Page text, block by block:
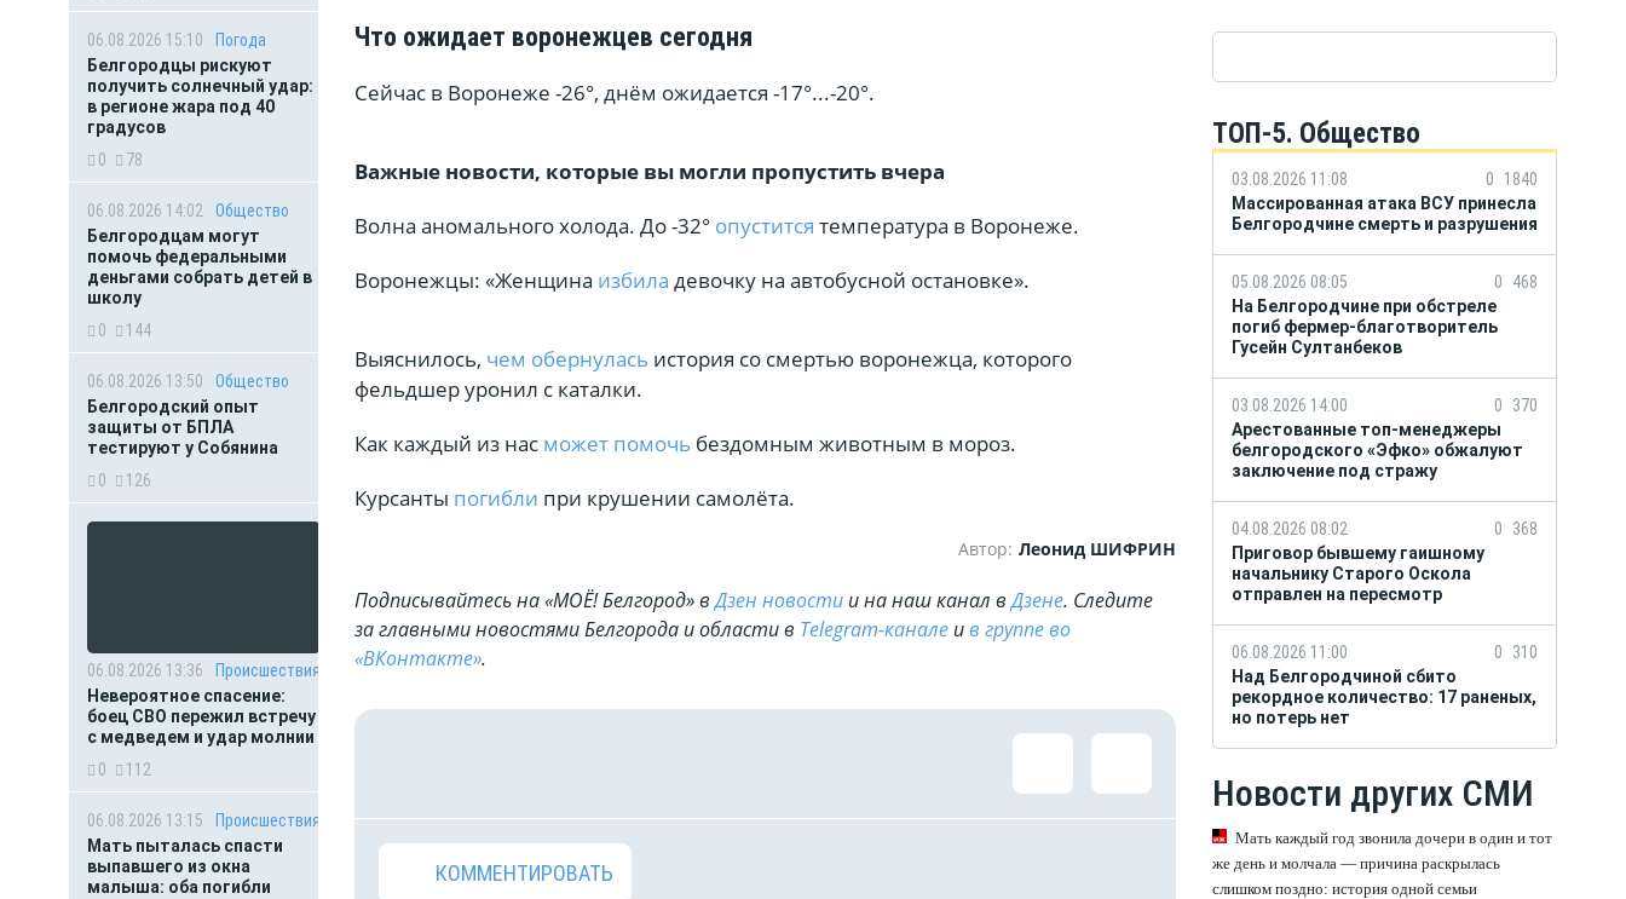
06.08.2026 15:10
Погода
Белгородцы рискуют
получить солнечный удар:
в регионе жара под 40
градусов
0
78
06.08.2026 14:02
Общество
Белгородцам могут
помочь федеральными
деньгами собрать детей в
школу
0
144
06.08.2026 13:50
Общество
Белгородский опыт
защиты от БПЛА
тестируют у Собянина
0
126
06.08.2026 13:36
Происшествия
Невероятное спасение:
боец СВО пережил встречу
с медведем и удар молнии
0
112
06.08.2026 13:15
Происшествия
Мать пыталась спасти
выпавшего из окна
малыша: оба погибли
Что ожидает воронежцев сегодня
Сейчас в Воронеже -26°, днём ожидается -17°...-20°.
Важные новости, которые вы могли пропустить вчера
Волна аномального холода. До -32° опустится температура в Воронеже.
Воронежцы: «Женщина избила девочку на автобусной остановке».
Выяснилось, чем обернулась история со смертью воронежца, которого
фельдшер уронил с каталки.
Как каждый из нас может помочь бездомным животным в мороз.
Курсанты погибли при крушении самолёта.
Автор: Леонид ШИФРИН
Подписывайтесь на «МОЁ! Белгород» вДзен новости и на наш канал вДзене. Cледите
за главными новостями Белгорода и области в Telegram-канале ив группе во
«ВКонтакте».
КОММЕНТИРОВАТЬ
ТОП-5. Общество
03.08.2026 11:08 0
1840
Массированная атака ВСУ принесла
Белгородчине смерть и разрушения
05.08.2026 08:05 0
468
На Белгородчине при обстреле
погиб фермер-благотворитель
Гусейн Султанбеков
03.08.2026 14:00 0
370
Арестованные топ-менеджеры
белгородского «Эфко» обжалуют
заключение под стражу
04.08.2026 08:02 0
368
Приговор бывшему гаишному
начальнику Старого Оскола
отправлен на пересмотр
06.08.2026 11:00 0
310
Над Белгородчиной сбито
рекордное количество: 17 раненых,
но потерь нет
Новости других СМИ
Мать каждый год звонила дочери в один и тот
же день и молчала — причина раскрылась
слишком поздно: история одной семьи